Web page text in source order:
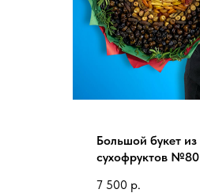
Большой букет из
сухофруктов №80
7 500 р.